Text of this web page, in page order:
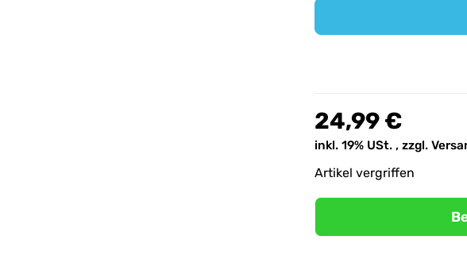
24,99 €
inkl. 19% USt. , zzgl.
Artikel vergriffen